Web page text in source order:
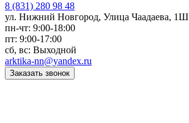
8 (831) 280 98 48
ул. Нижний Новгород, Улица Чаадаева, 1Ш
пн-чт: 9:00-18:00
пт: 9:00-17:00
сб, вс: Выходной
arktika-nn@yandex.ru
Заказать звонок